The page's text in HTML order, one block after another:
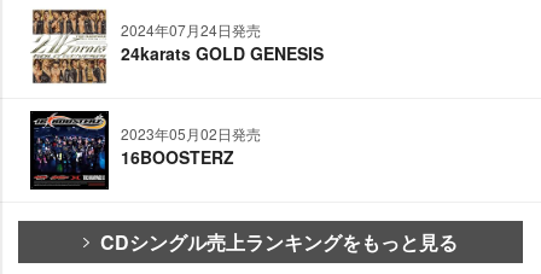
2024年07月24日発売
24karats GOLD GENESIS
2023年05月02日発売
16BOOSTERZ
CDシングル売上ランキングをもっと見る